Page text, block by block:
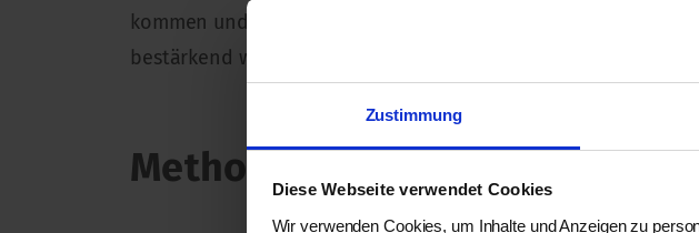
Zustimmung
Diese Webseite verwendet Cookies
Wir verwenden Cookies, um Inhalte und Anzeigen zu
kommen und gleichzeitig bei dir zu bleiben. Die tantrische
bestärkend weiter begleiten.
Methoden